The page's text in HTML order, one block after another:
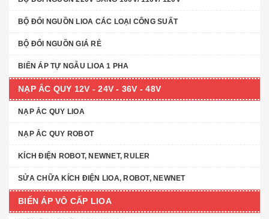
BỘ ĐỔI NGUỒN LIOA CÁC LOẠI CÔNG SUẤT
BỘ ĐỔI NGUỒN GIÁ RẺ
BIẾN ÁP TỰ NGẪU LIOA 1 PHA
NẠP ẮC QUY 12V - 24V - 36V - 48V
NẠP ẮC QUY LIOA
NẠP ẮC QUY ROBOT
KÍCH ĐIỆN ROBOT, NEWNET, RULER
SỬA CHỮA KÍCH ĐIỆN LIOA, ROBOT, NEWNET
BIẾN ÁP VÔ CẤP LIOA